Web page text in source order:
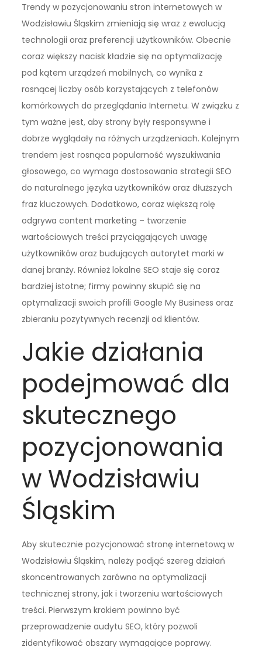
Trendy w pozycjonowaniu stron internetowych w
Wodzisławiu Śląskim zmieniają się wraz z ewolucją
technologii oraz preferencji użytkowników. Obecnie
coraz większy nacisk kładzie się na optymalizację
pod kątem urządzeń mobilnych, co wynika z
rosnącej liczby osób korzystających z telefonów
komórkowych do przeglądania Internetu. W związku z
tym ważne jest, aby strony były responsywne i
dobrze wyglądały na różnych urządzeniach. Kolejnym
trendem jest rosnąca popularność wyszukiwania
głosowego, co wymaga dostosowania strategii SEO
do naturalnego języka użytkowników oraz dłuższych
fraz kluczowych. Dodatkowo, coraz większą rolę
odgrywa content marketing – tworzenie
wartościowych treści przyciągających uwagę
użytkowników oraz budujących autorytet marki w
danej branży. Również lokalne SEO staje się coraz
bardziej istotne; firmy powinny skupić się na
optymalizacji swoich profili Google My Business oraz
zbieraniu pozytywnych recenzji od klientów.
Jakie działania
podejmować dla
skutecznego
pozycjonowania
w Wodzisławiu
Śląskim
Aby skutecznie pozycjonować stronę internetową w
Wodzisławiu Śląskim, należy podjąć szereg działań
skoncentrowanych zarówno na optymalizacji
technicznej strony, jak i tworzeniu wartościowych
treści. Pierwszym krokiem powinno być
przeprowadzenie audytu SEO, który pozwoli
zidentyfikować obszary wymagające poprawy.